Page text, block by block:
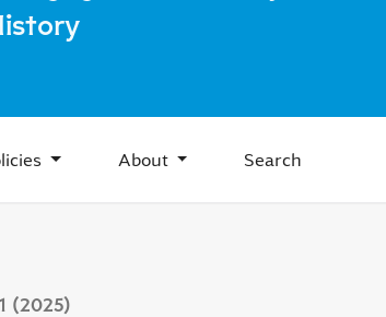
About Search
(2025)